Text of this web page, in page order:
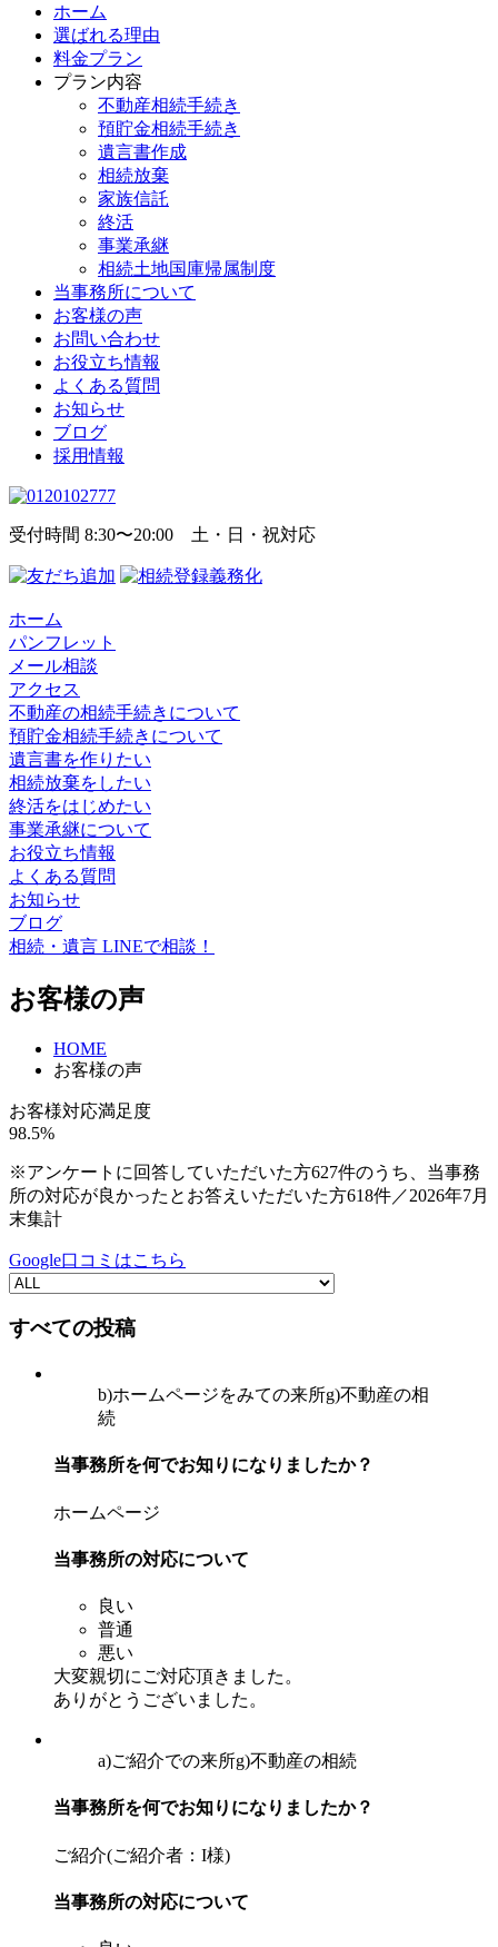
ホーム
選ばれる理由
料金プラン
プラン内容
不動産相続手続き
預貯金相続手続き
遺言書作成
相続放棄
家族信託
終活
事業承継
相続土地国庫帰属制度
当事務所について
お客様の声
お問い合わせ
お役立ち情報
よくある質問
お知らせ
ブログ
採用情報
受付時間 8:30〜20:00 土・日・祝対応
ホーム
パンフレット
メール相談
アクセス
不動産の相続手続きについて
預貯金相続手続きについて
遺言書を作りたい
相続放棄をしたい
終活をはじめたい
事業承継について
お役立ち情報
よくある質問
お知らせ
ブログ
相続・遺言 LINEで相談！
お客様の声
HOME
お客様の声
お客様対応満足度
98.5%
※アンケートに回答していただいた方627件のうち、当事務
所の対応が良かったとお答えいただいた方618件／2026年7月
末集計
Google口コミはこちら
すべての投稿
b)ホームページをみての来所g)不動産の相
続
当事務所を何でお知りになりましたか？
ホームページ
当事務所の対応について
良い
普通
悪い
大変親切にご対応頂きました。
ありがとうございました。
a)ご紹介での来所g)不動産の相続
当事務所を何でお知りになりましたか？
ご紹介(ご紹介者：I様)
当事務所の対応について